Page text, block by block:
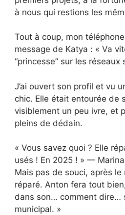
à nous qui restions les
Tout à coup, mon
message de Katya : « Va
“princesse” sur les réseaux
J’ai ouvert son profil et vu
chic. Elle était entourée de
visiblement un peu ivre, et
pleins de dédain.
« Vous savez quoi ? Elle
usés ! En 2025 ! » —
Mais pas de souci, après
réparé. Anton fera tout
dans son… comment dire…
municipal. »